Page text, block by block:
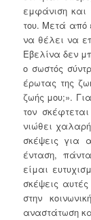
εμφάνιση
του. Μετά από
να θέλει να
Εβελίνα δεν
ο σωστός
έρωτας της
ζωής μου;».
τον
νιώθει
σκέψεις για
ένταση,
είμαι
σκέψεις
στην
αναστάτωση